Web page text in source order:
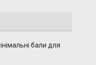
бали для